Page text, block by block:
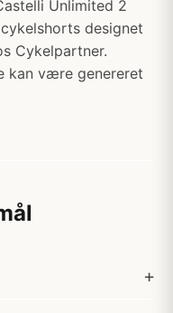
Unlimited 2
designet
Cykelpartner.
kan være genereret